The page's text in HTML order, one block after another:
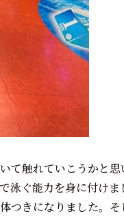
て触れていこうかと
泳ぐ能力を身に付けま
つきになりました。